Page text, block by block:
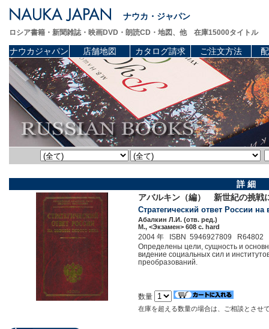
ナウカ・ジャパン
ロシア書籍・新聞雑誌・映画DVD・朗読CD・地図、他 在庫15000タイトル
ナウカジャパン 店舗地図 カタログ請求 ご注文方法
詳 細
アバルキン（編） 新世紀の挑
Стратегический ответ России
Абалкин Л.И. (отв. ред.)
М., <Экзамен> 608 c. hard
2004 年 ISBN 5946927809 R64802
Определены цели, сущность и
видение социальных сил и
преобразований.
数量
在庫を超える数量の場合は、ご相談とさせ